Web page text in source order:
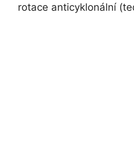
rotace anticyklonální